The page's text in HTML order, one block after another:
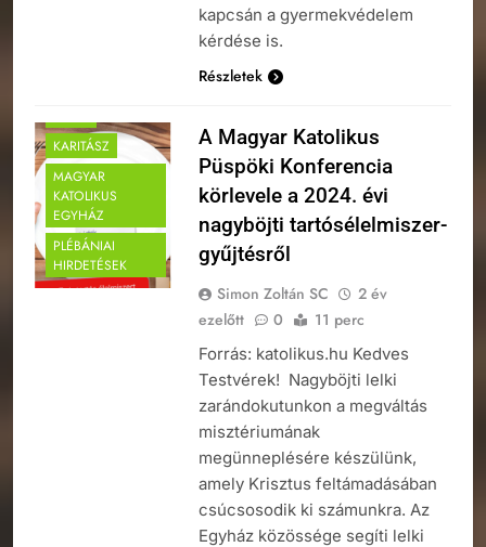
kapcsán a gyermekvédelem
kérdése is.
Részletek
KARITÁSZ
MAGYAR
KATOLIKUS
EGYHÁZ
PLÉBÁNIAI
HIRDETÉSEK
A Magyar Katolikus
Püspöki Konferencia
körlevele a 2024. évi
nagyböjti tartósélelmiszer-
gyűjtésről
Simon Zoltán SC
2 év
ezelőtt
0 11 perc
Forrás: katolikus.hu Kedves
Testvérek! Nagyböjti lelki
zarándokutunkon a megváltás
misztériumának
megünneplésére készülünk,
amely Krisztus feltámadásában
csúcsosodik ki számunkra. Az
Egyház közössége segíti lelki